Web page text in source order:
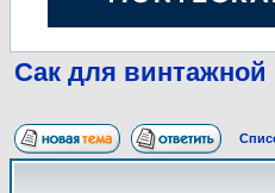
Сак для винтажной